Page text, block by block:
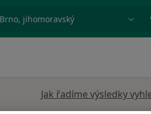
Město nebo region
Jak řadíme výsledky